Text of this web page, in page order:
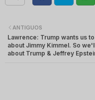
ANTIGUOS
Lawrence: Trump wants us
about Jimmy Kimmel. So
about Trump & Jeffrey